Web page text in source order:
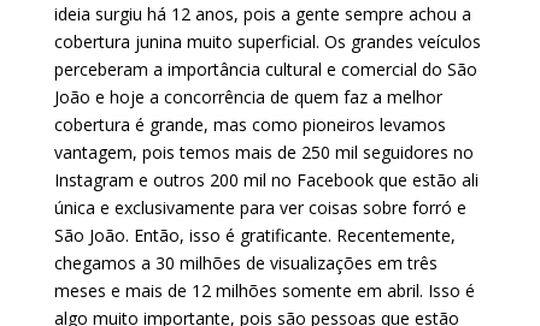
ideia surgiu há 12 anos, pois a gente sempre achou a
cobertura junina muito superficial. Os grandes veículos
perceberam a importância cultural e comercial do São
João e hoje a concorrência de quem faz a melhor
cobertura é grande, mas como pioneiros levamos
vantagem, pois temos mais de 250 mil seguidores no
Instagram e outros 200 mil no Facebook que estão ali
única e exclusivamente para ver coisas sobre forró e
São João. Então, isso é gratificante. Recentemente,
chegamos a 30 milhões de visualizações em três
meses e mais de 12 milhões somente em abril. Isso é
algo muito importante, pois são pessoas que estão